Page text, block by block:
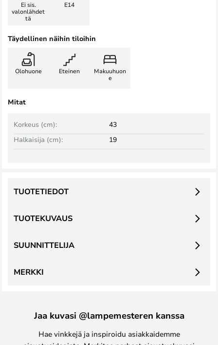
Ei sis.
valonlähdet
tä
E14
Täydellinen näihin tiloihin
Olohuone Eteinen
Makuuhuon
e
Mitat
Korkeus (cm):
43
Halkaisija (cm):
19
TUOTEKUVAUS
TUOTETIEDOT
SUUNNITTELIJA
MERKKI
Jaa kuvasi @lampemesteren kanssa
Hae vinkkejä ja inspiroidu asiakkaidemme